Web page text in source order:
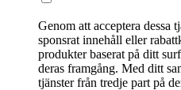
Genom att acceptera dessa
sponsrat innehåll eller
produkter baserat på ditt
deras framgång. Med ditt
tjänster från tredje part på